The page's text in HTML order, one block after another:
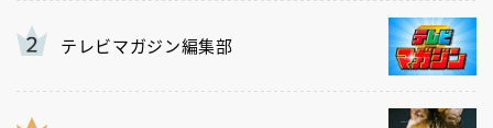
テレビマガジン編集部